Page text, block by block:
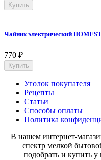
Купить
Чайник электрический
770 ₽
Купить
Уголок покупателя
Рецепты
Статьи
Способы оплаты
Политика
В нашем интернет-
спектр мелкой
подобрать и купить у